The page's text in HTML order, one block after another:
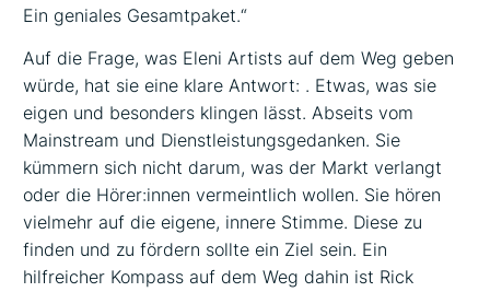
Ein geniales Gesamtpaket.“
Auf die Frage, was Eleni Artists auf dem Weg geben
würde, hat sie eine klare Antwort: . Etwas, was sie
eigen und besonders klingen lässt. Abseits vom
Mainstream und Dienstleistungsgedanken. Sie
kümmern sich nicht darum, was der Markt verlangt
oder die Hörer:innen vermeintlich wollen. Sie hören
vielmehr auf die eigene, innere Stimme. Diese zu
finden und zu fördern sollte ein Ziel sein. Ein
hilfreicher Kompass auf dem Weg dahin ist Rick